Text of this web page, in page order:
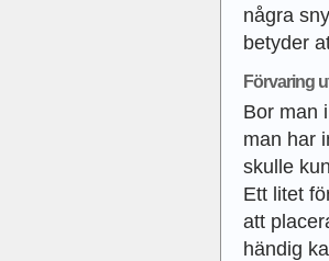
några
betyder
Förvaring
Bor man
man har
skulle
Ett litet
att
händig